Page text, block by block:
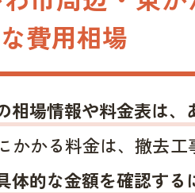
費用相場
相場情報や料金表は、
かかる料金は、撤去
体的な金額を確認する